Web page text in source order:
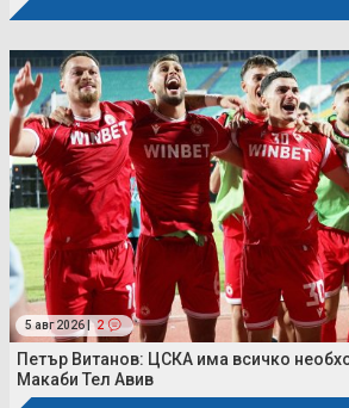
5 авг 2026 | 2
Петър Витанов: ЦСКА има всичко
Макаби Тел Авив